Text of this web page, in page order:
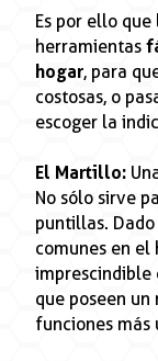
Es por ello
herramientas
hogar, para
costosas, o
escoger la
El Martillo:
No sólo sirve
puntillas.
comunes en
imprescindible
que poseen
funciones más